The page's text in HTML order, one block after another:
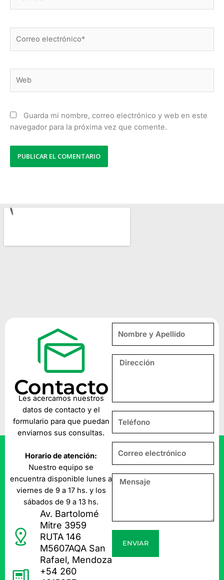
electrónico*
Guarda mi nombre, correo electrónico y web en este
navegador para la próxima vez que comente.
Contacto
Les acercamos nuestros
datos de contacto y el
formulario para que puedan
enviarnos sus consultas.
Horario de atención:
Nuestro equipo se
encuentra disponible lunes a
viernes de 9 a 17 hs. y los
sábados de 9 a 13 hs.
Av. Bartolomé
Mitre 3959
RUTA 146
M5607AQA San
Rafael, Mendoza
+54 260
ENVIAR